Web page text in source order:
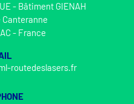
- Bâtiment GIENAH
Canteranne
- France
routedeslasers.fr